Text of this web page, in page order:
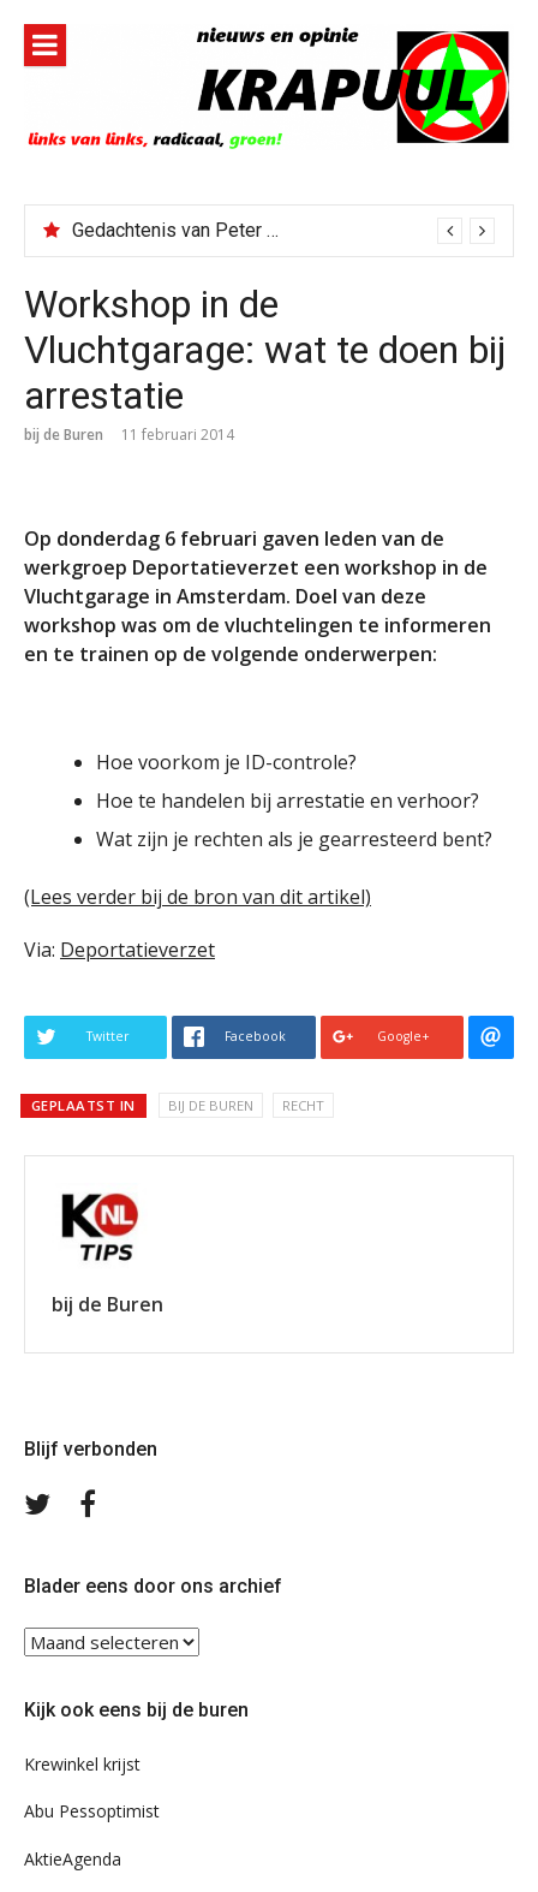
inhoud
Gedachtenis van Peter Faber
Workshop in de
Vluchtgarage: wat te doen bij
arrestatie
bij de Buren 11 februari 2014
Op donderdag 6 februari gaven leden van de
werkgroep Deportatieverzet een workshop in de
Vluchtgarage in Amsterdam. Doel van deze
workshop was om de vluchtelingen te informeren
en te trainen op de volgende onderwerpen:
Hoe voorkom je ID-controle?
Hoe te handelen bij arrestatie en verhoor?
Wat zijn je rechten als je gearresteerd bent?
(Lees verder bij de bron van dit artikel)
Via: Deportatieverzet
Twitter Facebook Google+
GEPLAATST IN BIJ DE BUREN RECHT
bij de Buren
Blijf verbonden
Volg
Blader eens door ons archief
Blader
ons
Kijk ook eens bij de buren
Krewinkel krijst
Abu Pessoptimist
AktieAgenda